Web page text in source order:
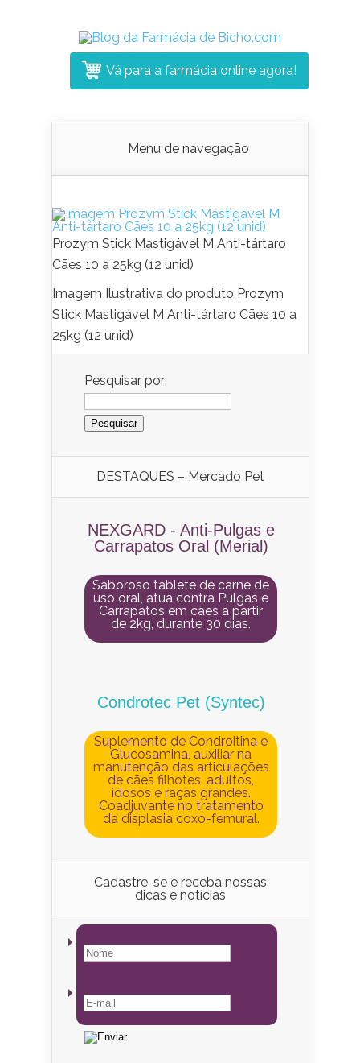
Vá para a farmácia online agora!
Menu de navegação
Prozym Stick Mastigável M Anti-tártaro
Cães 10 a 25kg (12 unid)
Imagem Ilustrativa do produto Prozym
Stick Mastigável M Anti-tártaro Cães 10 a
25kg (12 unid)
Pesquisar por:
DESTAQUES – Mercado Pet
NEXGARD - Anti-Pulgas e
Carrapatos Oral (Merial)
Saboroso tablete de carne de
uso oral, atua contra Pulgas e
Carrapatos em cães a partir
de 2kg, durante 30 dias.
Condrotec Pet (Syntec)
Suplemento de Condroitina e
Glucosamina, auxiliar na
manutenção das articulações
de cães filhotes, adultos,
idosos e raças grandes.
Coadjuvante no tratamento
da displasia coxo-femural.
Cadastre-se e receba nossas
dicas e notícias